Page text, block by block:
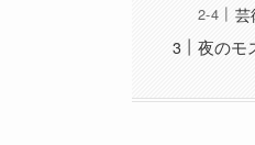
芸
夜のモ